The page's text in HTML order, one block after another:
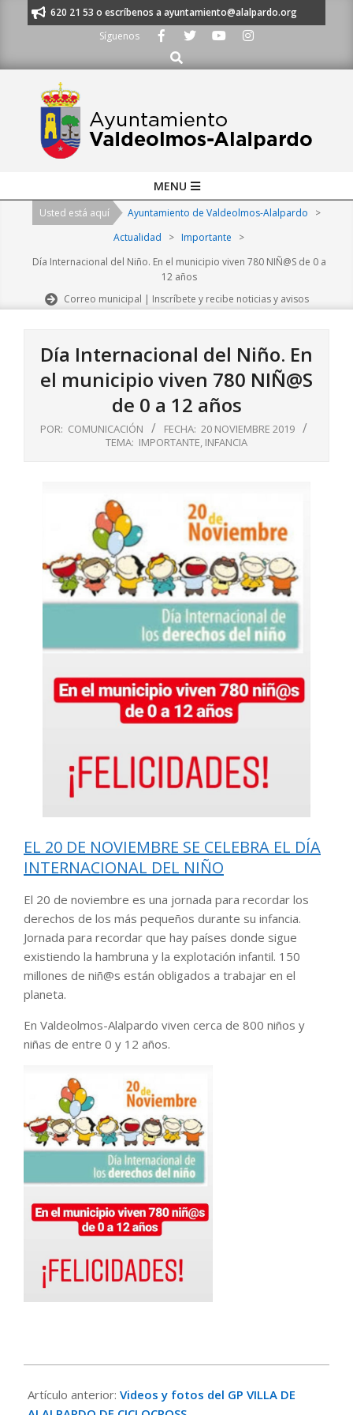
al 91 620 21 53 o escríbenos a ayuntamiento@alalpardo.org
Síguenos
Buscar
Navigation
MENU
Usted está aquí Ayuntamiento de Valdeolmos-Alalpardo
>
Actualidad
> Importante
>
Día Internacional del Niño. En el municipio viven 780 NIÑ@S de 0 a
12 años
Correo municipal | Inscríbete y recibe noticias y avisos
Día Internacional del Niño. En
el municipio viven 780 NIÑ@S
de 0 a 12 años
POR: COMUNICACIÓN FECHA: 20 NOVIEMBRE 2019
TEMA: IMPORTANTE, INFANCIA
EL 20 DE NOVIEMBRE SE CELEBRA EL DÍA
INTERNACIONAL DEL NIÑO
El 20 de noviembre es una jornada para recordar los
derechos de los más pequeños durante su infancia.
Jornada para recordar que hay países donde sigue
existiendo la hambruna y la explotación infantil. 150
millones de niñ@s están obligados a trabajar en el
planeta.
En Valdeolmos-Alalpardo viven cerca de 800 niños y
niñas de entre 0 y 12 años.
11-
20
Artículo anterior: Videos y fotos del GP VILLA DE